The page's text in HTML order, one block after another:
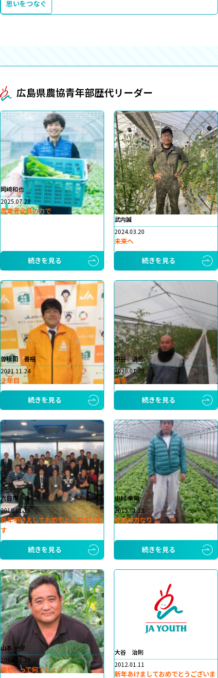
思いをつなぐ
広島県農協青年部歴代リーダー
岡﨑和也
2025.07.28
農業者全員の力で
続きを見る
武内誠
2024.03.20
未来へ
続きを見る
曽根田 善裕
2021.11.24
２年目
続きを見る
中谷 道宣
2020.01.28
暖冬
続きを見る
六日市 博
2018.01.16
新年明けましておめでとうございま
す
続きを見る
中村 幸司
2015.01.13
継続は力なり
続きを見る
山本 一守
2014.01.28
幸せ、って何でしょう？
大谷 治則
2012.01.11
新年あけましておめでとうございま